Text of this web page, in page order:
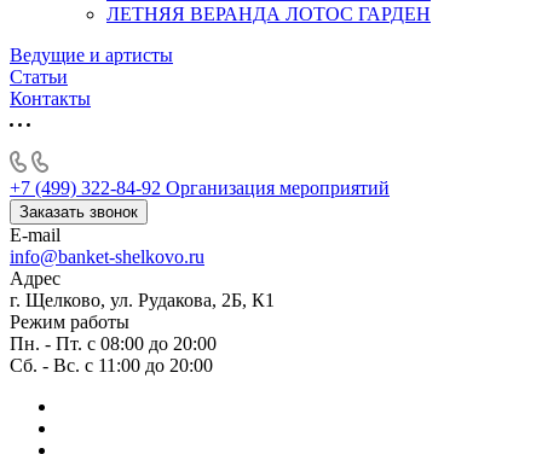
ЛЕТНЯЯ ВЕРАНДА ЛОТОС ГАРДЕН
Ведущие и артисты
Статьи
Контакты
+7 (499) 322-84-92 Организация мероприятий
Заказать звонок
E-mail
info@banket-shelkovo.ru
Адрес
г. Щелково, ул. Рудакова, 2Б, К1
Режим работы
Пн. - Пт. с 08:00 до 20:00
Сб. - Вс. с 11:00 до 20:00